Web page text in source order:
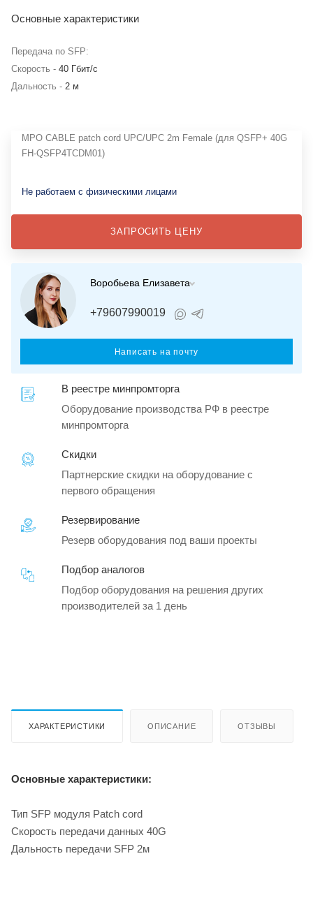
Основные характеристики
Передача по SFP:
Скорость - 40 Гбит/с
Дальность - 2 м
MPO CABLE patch cord UPC/UPC 2m Female (для QSFP+ 40G
FH-QSFP4TCDM01)
Не работаем с физическими лицами
ЗАПРОСИТЬ ЦЕНУ
Воробьева Елизавета
+79607990019
Написать на почту
В реестре минпромторга
Оборудование производства РФ в реестре
минпромторга
Скидки
Партнерские скидки на оборудование с
первого обращения
Резервирование
Резерв оборудования под ваши проекты
Подбор аналогов
Подбор оборудования на решения других
производителей за 1 день
ХАРАКТЕРИСТИКИ ОПИСАНИЕ ОТЗЫВЫ
Основные характеристики:
Тип SFP модуля Patch cord
Скорость передачи данных 40G
Дальность передачи SFP 2м